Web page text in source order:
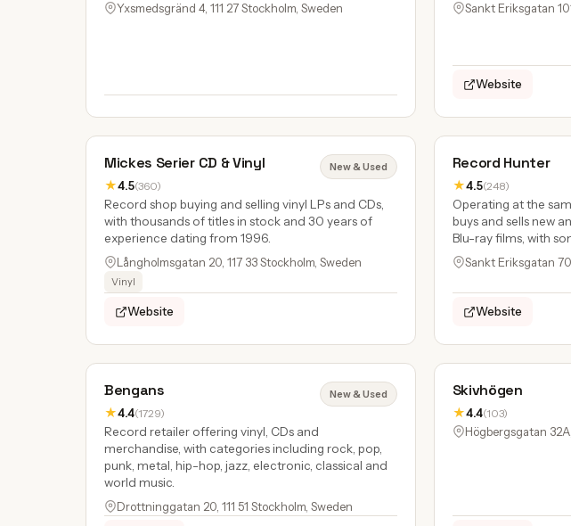
Yxsmedsgränd 4, 111 27 Stockholm, Sweden Sankt Eriksgatan
Website
Mickes Serier CD & Vinyl
★4.5(360)
New & Used
Record shop buying and selling vinyl LPs and CDs,
with thousands of titles in stock and 30 years of
experience dating from 1996.
Långholmsgatan 20, 117 33 Stockholm, Sweden
Vinyl
Website
Record Hunter
★4.5(248)
Operating at the
buys and sells new
Blu-ray films, with
Sankt Eriksgatan
Website
Bengans
★4.4(1729)
New & Used
Record retailer offering vinyl, CDs and
merchandise, with categories including rock, pop,
punk, metal, hip-hop, jazz, electronic, classical and
world music.
Drottninggatan 20, 111 51 Stockholm, Sweden
Skivhögen
★4.4(103)
Högbergsgatan